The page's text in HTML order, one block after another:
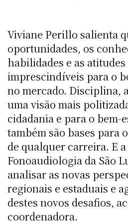
Viviane Perillo salienta
oportunidades, os
habilidades e as
imprescindíveis para o
no mercado. Disciplina,
uma visão mais
cidadania e para o bem-
também são bases para
de qualquer carreira. E
Fonoaudiologia da São
analisar as novas
regionais e estaduais e
destes novos desafios,
coordenadora.